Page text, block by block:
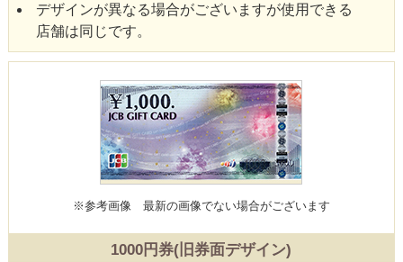
デザインが異なる場合がございますが使用できる
店舗は同じです。
※参考画像 最新の画像でない場合がございます
1000円券(旧券面デザイン)